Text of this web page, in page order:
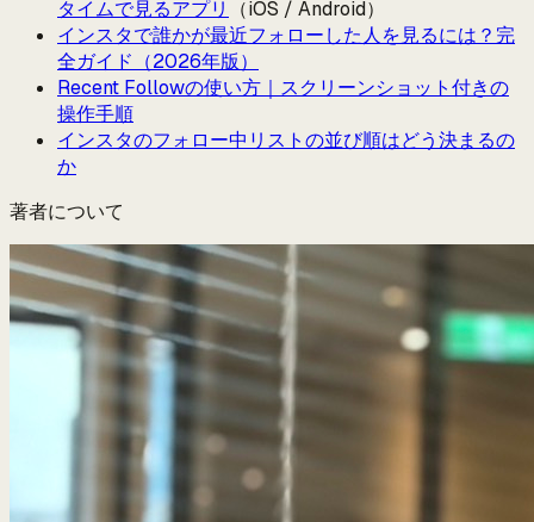
タイムで見るアプリ
（iOS / Android）
インスタで誰かが最近フォローした人を見るには？完
全ガイド（2026年版）
Recent Followの使い方｜スクリーンショット付きの
操作手順
インスタのフォロー中リストの並び順はどう決まるの
か
著者について